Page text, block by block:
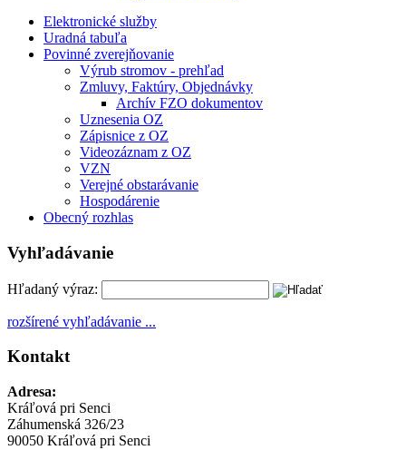
Elektronické služby
Uradná tabuľa
Povinné zverejňovanie
Výrub stromov - prehľad
Zmluvy, Faktúry, Objednávky
Archív FZO dokumentov
Uznesenia OZ
Zápisnice z OZ
Videozáznam z OZ
VZN
Verejné obstarávanie
Hospodárenie
Obecný rozhlas
Vyhľadávanie
Hľadaný výraz:
rozšírené vyhľadávanie ...
Kontakt
Adresa:
Kráľová pri Senci
Záhumenská 326/23
90050 Kráľová pri Senci